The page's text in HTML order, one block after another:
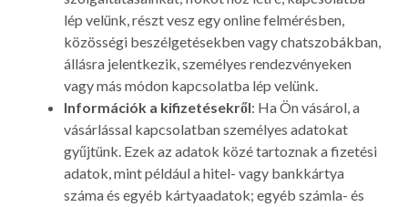
lép velünk, részt vesz egy online felmérésben,
közösségi beszélgetésekben vagy chatszobákban,
állásra jelentkezik, személyes rendezvényeken
vagy más módon kapcsolatba lép velünk.
Információk a kifizetésekről: Ha Ön vásárol, a
vásárlással kapcsolatban személyes adatokat
gyűjtünk. Ezek az adatok közé tartoznak a fizetési
adatok, mint például a hitel- vagy bankkártya
száma és egyéb kártyaadatok; egyéb számla- és